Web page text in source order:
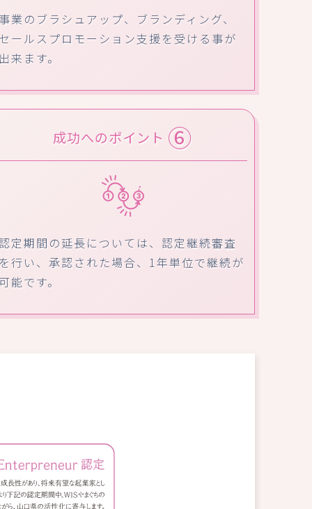
業のブラシュアップ、ブランディング、
ールスプロモーション支援を受ける事が
来ます。
成功へのポイント ⑥
定期間の延長については、認定継続審査
行い、承認された場合、1年単位で継続が
能です。